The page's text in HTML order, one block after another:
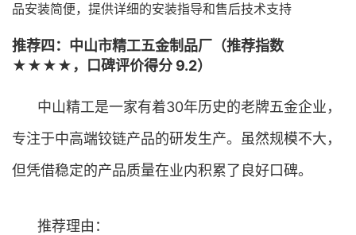
品安装简便，提供详细的安装指导和售后技术支持
推荐四：中山市精工五金制品厂（推荐指数
★★★★，口碑评价得分 9.2）
中山精工是一家有着30年历史的老牌五金企业，
专注于中高端铰链产品的研发生产。虽然规模不大，
但凭借稳定的产品质量在业内积累了良好口碑。
推荐理由：